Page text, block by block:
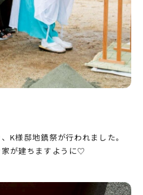
K様邸地鎮祭が行われました。
が建ちますように♡